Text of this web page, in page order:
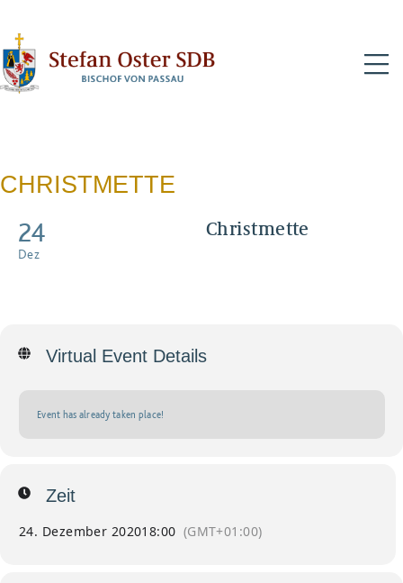
CHRISTMETTE
24
Dez
Christmette
Virtual Event Details
Event has already taken place!
Zeit
24. Dezember 202018:00 (GMT+01:00)